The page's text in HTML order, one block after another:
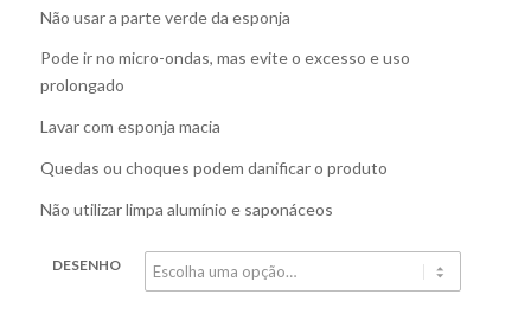
Não usar a parte verde da esponja
Pode ir no micro-ondas, mas evite o excesso e uso
prolongado
Lavar com esponja macia
Quedas ou choques podem danificar o produto
Não utilizar limpa alumínio e saponáceos
DESENHO